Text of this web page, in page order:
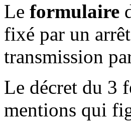
Le formulaire
fixé par un
transmission
Le décret du 3
mentions qui